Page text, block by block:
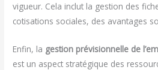
vigueur. Cela inclut la gestion des
cotisations sociales, des avantages
Enfin, la gestion prévisionnelle de
est un aspect stratégique des